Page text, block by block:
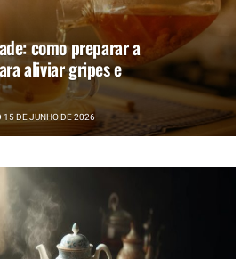
como preparar a
aliviar gripes e
15 DE JUNHO DE 2026